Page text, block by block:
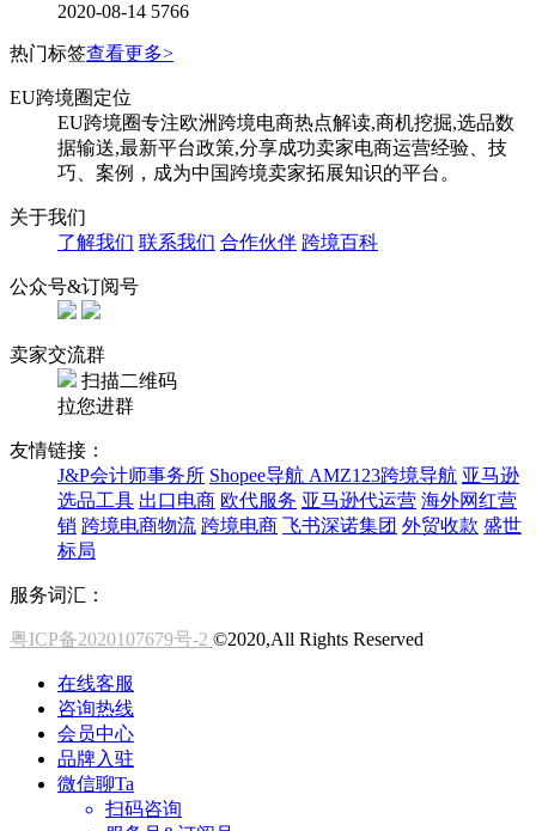
2020-08-14 5766
热门标签查看更多>
EU跨境圈定位
EU跨境圈专注欧洲跨境电商热点解读,商机挖掘,选品数
据输送,最新平台政策,分享成功卖家电商运营经验、技
巧、案例，成为中国跨境卖家拓展知识的平台。
关于我们
了解我们 联系我们 合作伙伴 跨境百科
公众号&订阅号
卖家交流群
扫描二维码
拉您进群
友情链接：
J&P会计师事务所 Shopee导航 AMZ123跨境导航 亚马逊
选品工具 出口电商 欧代服务 亚马逊代运营 海外网红营
销 跨境电商物流 跨境电商 飞书深诺集团 外贸收款 盛世
标局
服务词汇：
粤ICP备2020107679号-2 ©2020,All Rights Reserved
在线客服
咨询热线
会员中心
品牌入驻
微信聊Ta
扫码咨询